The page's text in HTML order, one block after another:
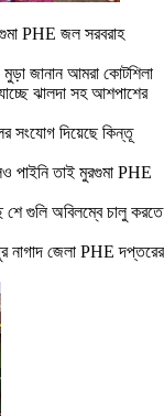
PHE জল সরবরাহ
মুড়া জানান আমরা কোটশিলা
ঝালদা সহ আশপাশের
সংযোগ দিয়েছে কিন্তূ
পাইনি তাই মুরগুমা PHE
শে গুলি অবিলম্বে চালু করতে
নাগাদ জেলা PHE দপ্তরের